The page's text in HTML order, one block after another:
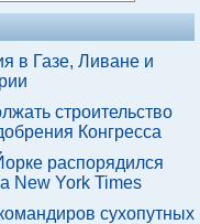
в Газе, Ливане и
строительство
Конгресса
распорядился
New York Times
сухопутных